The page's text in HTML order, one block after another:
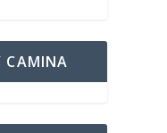
CAMINA